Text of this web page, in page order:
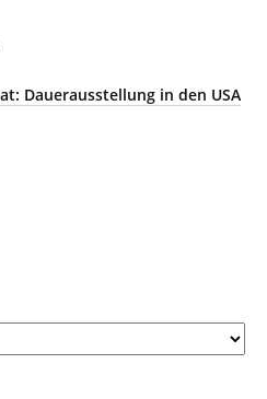
Dauerausstellung in den USA